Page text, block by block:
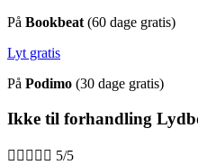
På Bookbeat (60 dage gratis)
Lyt gratis
På Podimo (30 dage gratis)
Ikke til forhandling
     5/5